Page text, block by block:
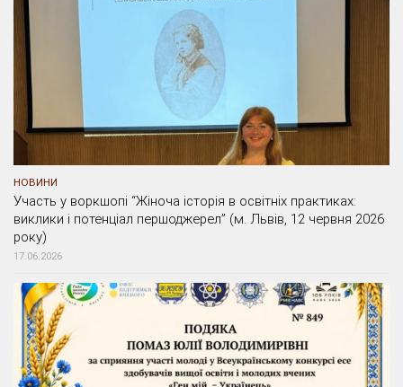
НОВИНИ
Участь у воркшопі “Жіноча історія в освітніх практиках:
виклики і потенціал першоджерел” (м. Львів, 12 червня 2026
року)
17.06.2026